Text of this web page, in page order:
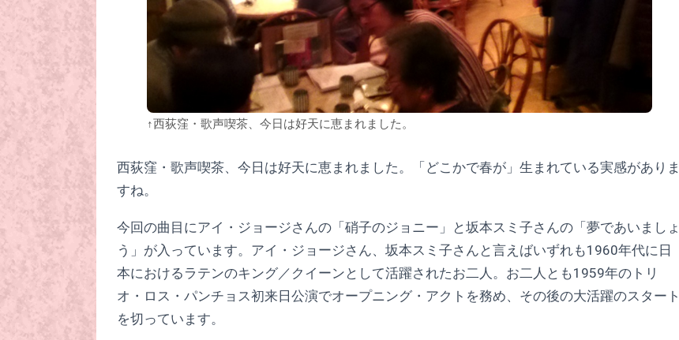
↑西荻窪・歌声喫茶、今日は好天に恵まれました。
西荻窪・歌声喫茶、今日は好天に恵まれました。「どこかで春が」生まれている実感がありま
すね。
今回の曲目にアイ・ジョージさんの「硝子のジョニー」と坂本スミ子さんの「夢であいましょ
う」が入っています。アイ・ジョージさん、坂本スミ子さんと言えばいずれも1960年代に日
本におけるラテンのキング／クイーンとして活躍されたお二人。お二人とも1959年のトリ
オ・ロス・パンチョス初来日公演でオープニング・アクトを務め、その後の大活躍のスタート
を切っています。